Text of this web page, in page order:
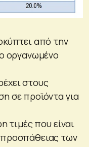
από την
οργανωμένο
στους
σε προϊόντα για
τιμές που είναι
των